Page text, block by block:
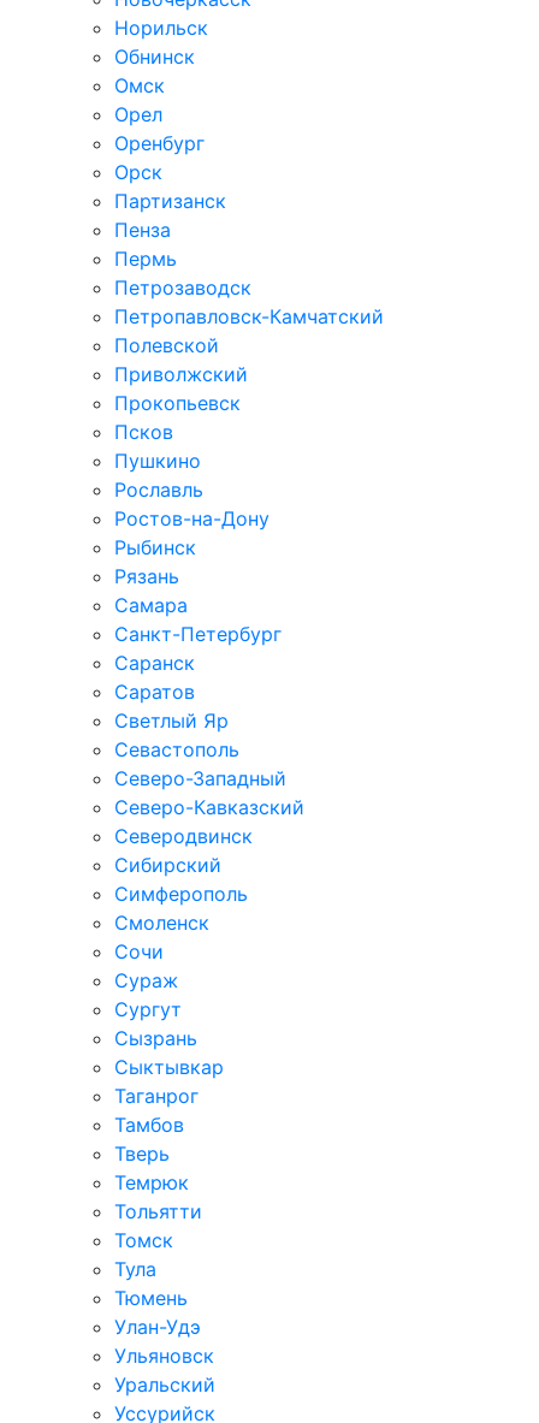
Норильск
Обнинск
Омск
Орел
Оренбург
Орск
Партизанск
Пенза
Пермь
Петрозаводск
Петропавловск-Камчатский
Полевской
Приволжский
Прокопьевск
Псков
Пушкино
Рославль
Ростов-на-Дону
Рыбинск
Рязань
Самара
Санкт-Петербург
Саранск
Саратов
Светлый Яр
Севастополь
Северо-Западный
Северо-Кавказcкий
Северодвинск
Сибирский
Симферополь
Смоленск
Сочи
Сураж
Сургут
Сызрань
Сыктывкар
Таганрог
Тамбов
Тверь
Темрюк
Тольятти
Томск
Тула
Тюмень
Улан-Удэ
Ульяновск
Уральский
Уссурийск